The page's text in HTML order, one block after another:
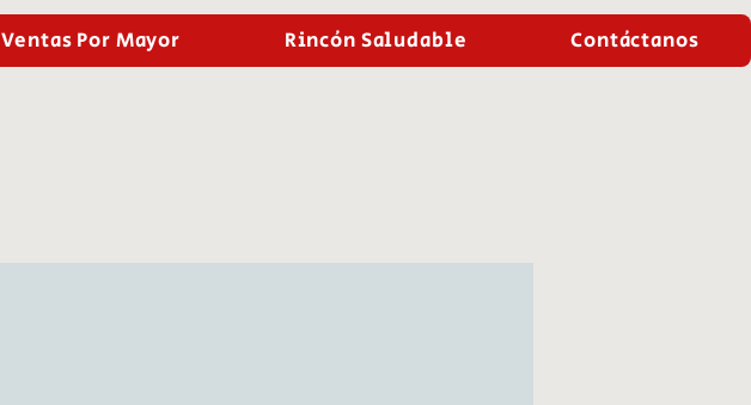
Ventas Por Mayor Rincón Saludable Contáctanos